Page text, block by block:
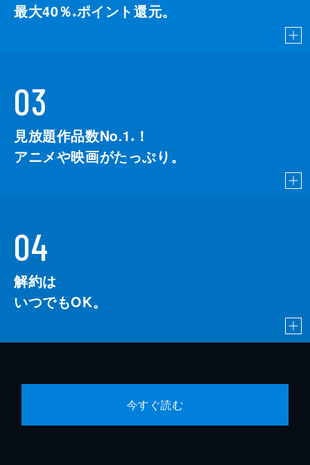
最大40％ ※ポイント還元。
03
見放題作品数No.1 ※
！
アニメや映画がたっぷり。
04
解約は
いつでもOK。
今すぐ読む